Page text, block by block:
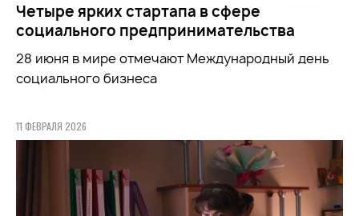
Четыре ярких стартапа в сфере
социального предпринимательства
28 июня в мире отмечают Международный день
социального бизнеса
11 ФЕВРАЛЯ 2026